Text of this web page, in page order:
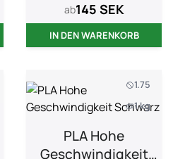
ab145 SEK
IN DEN WARENKORB
1.75
1 kg
PLA Hohe
Geschwindigkeit